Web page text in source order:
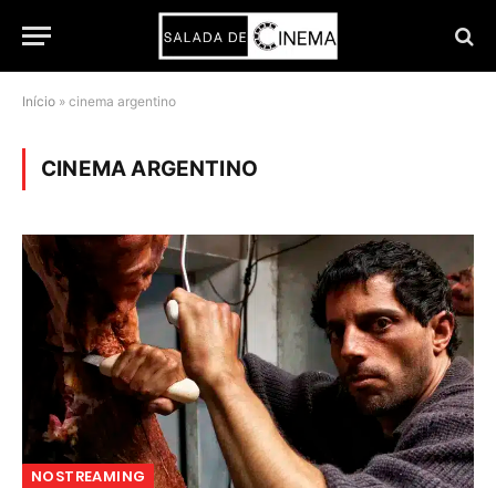
Início » cinema argentino
CINEMA ARGENTINO
NOSTREAMING